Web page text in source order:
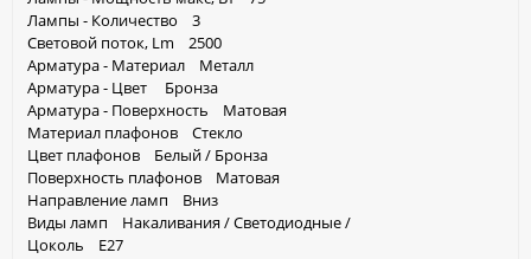
Лампы - Количество 3
Световой поток, Lm 2500
Арматура - Материал Металл
Арматура - Цвет Бронза
Арматура - Поверхность Матовая
Материал плафонов Стекло
Цвет плафонов Белый / Бронза
Поверхность плафонов Матовая
Направление ламп Вниз
Виды ламп Накаливания / Светодиодные /
Цоколь Е27